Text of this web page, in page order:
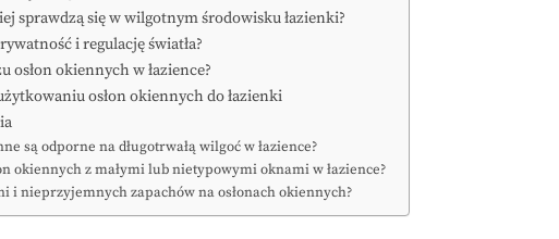
sprawdzą się w wilgotnym środowisku łazienki?
i regulację światła?
osłon okiennych w łazience?
osłon okiennych do łazienki
są odporne na długotrwałą wilgoć w łazience?
okiennych z małymi lub nietypowymi oknami w łazience?
i nieprzyjemnych zapachów na osłonach okiennych?